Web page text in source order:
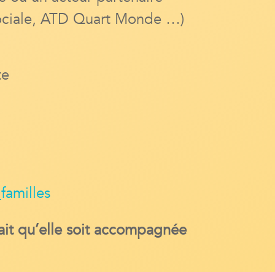
ATD Quart Monde …)
qu’elle soit accompagnée